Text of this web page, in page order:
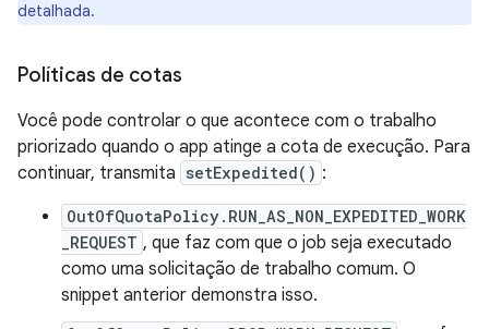
detalhada.
Políticas de cotas
Você pode controlar o que acontece com o trabalho
priorizado quando o app atinge a cota de execução. Para
continuar, transmita setExpedited() :
OutOfQuotaPolicy.RUN_AS_NON_EXPEDITED_WORK
_REQUEST , que faz com que o job seja executado
como uma solicitação de trabalho comum. O
snippet anterior demonstra isso.